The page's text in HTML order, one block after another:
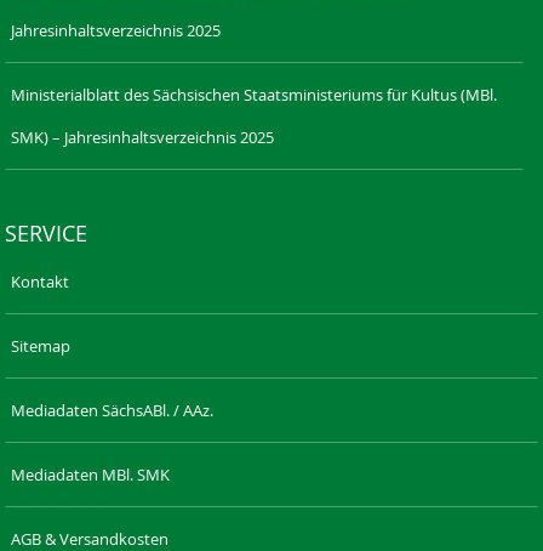
Jahresinhaltsverzeichnis 2025
Ministerialblatt des Sächsischen Staatsministeriums für Kultus (MBl.
SMK) – Jahresinhaltsverzeichnis 2025
SERVICE
Kontakt
Sitemap
Mediadaten SächsABl. / AAz.
Mediadaten MBl. SMK
AGB & Versandkosten